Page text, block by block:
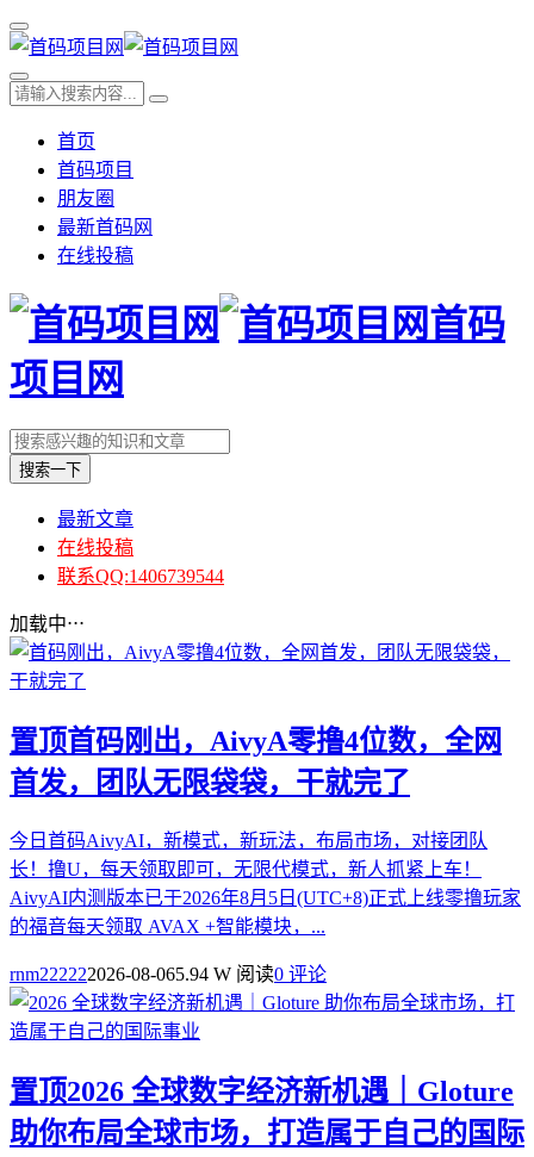
首页
首码项目
朋友圈
最新首码网
在线投稿
首码
项目网
搜索一下
最新文章
在线投稿
联系QQ:1406739544
加载中⋅⋅⋅
置顶首码刚出，AivyA零撸4位数，全网
首发，团队无限袋袋，干就完了
今日首码AivyAI，新模式，新玩法，布局市场，对接团队
长！撸U，每天领取即可，无限代模式，新人抓紧上车！
AivyAI内测版本已于2026年8月5日(UTC+8)正式上线零撸玩家
的福音每天领取 AVAX +智能模块，...
rnm222222026-08-065.94 W 阅读0 评论
置顶2026 全球数字经济新机遇｜Gloture
助你布局全球市场，打造属于自己的国际